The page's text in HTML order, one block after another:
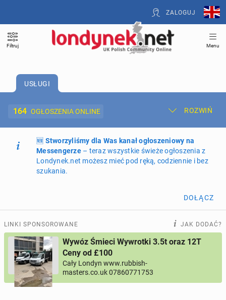
ZALOGUJ
Filtruj Menu
USŁUGI
164 OGŁOSZENIA ONLINE ROZWIŃ
Dodaj ogłoszenie Moje ogłoszenia
Oferta i cennik ogłoszeń
ogłoszeń online
PROFILE KANDYDATÓW 289profili online
USŁUGI 164
🆕 Stworzyliśmy dla Was kanał ogłoszeniowy na
Messengerze– teraz wszystkie świeże ogłoszenia z
Londynek.net możesz mieć pod ręką, codziennie i bez
szukania.
DOŁĄCZ
LINKI SPONSOROWANE JAK DODAĆ?
Wywóz Śmieci Wywrotki 3.5t oraz 12T
Ceny od £100
Cały Londyn www.rubbish-
masters.co.uk 07860771753